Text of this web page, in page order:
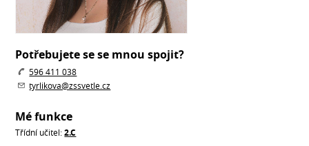
Potřebujete se se mnou spojit?
596 411 038
tyrlikova@zssvetle.cz
Mé funkce
Třídní učitel:2.C